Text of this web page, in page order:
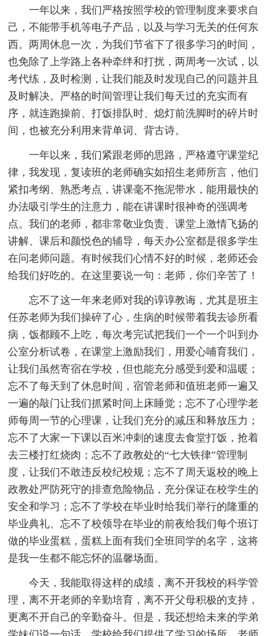
一年以来，我们严格按照学校的管理制度来要求自
己，不能带手机等电子产品，以及与学习无关的任何东
西。两周休息一次，为我们节省下了很多学习的时间，
也免除了上学路上各种牵绊和打扰，两周考一次试，以
考代练，及时检测，让我们能及时发现自己的问题并且
及时解决。严格的时间管理让我们每天过的充实而有
序，就连跑操前、打饭排队时、熄灯前洗脚时的碎片时
间，也被充分利用来背单词、背古诗。
一年以来，我们紧跟老师的思路，严格遵守课堂纪
律，我发现，复读班的老师确实如招生老师所言，他们
紧扣考纲、熟悉考点，讲课毫不拖泥带水，能用最快的
办法吸引学生的注意力，能在讲课时很神奇的强调考
点。我们的老师，都非常敬业负责、课堂上激情飞扬的
讲解、课后和颜悦色的辅导，每天办公室都是很多学生
在问老师问题。有时候我们心情不好的时候，老师还会
给我们好吃的。在这里要说一句：老师，你们辛苦了！
忘不了这一年来老师对我的谆谆教诲，尤其是班主
任苏老师为我们操碎了心，生病的时候带着我去诊所看
病，饭都顾不上吃，每次考完试把我们一个一个叫到办
公室分析试卷，在课堂上激励我们，用爱心哺育我们，
让我们虽然寄宿在学校，但也能充分感受到爱和温暖；
忘不了每天到了休息时间，宿管老师和值班老师一遍又
一遍的敲门让我们抓紧时间上床睡觉；忘不了心理学老
师每周一节的心理课，让我们充分的减压和释放压力；
忘不了大家一下课以百米冲刺的速度去食堂打饭，抢着
去三楼打红烧肉；忘不了政教处的“七大铁律”管理制
度，让我们不敢违反校纪校规；忘不了周天返校的晚上
政教处严防死守的排查危险物品，充分保证在校学生的
安全和学习；忘不了学校在毕业时给我们举行的隆重的
毕业典礼、忘不了校领导在毕业的前夜给我们每个班订
做的毕业蛋糕，蛋糕上面有我们全班同学的名字，这将
是我一生都不能忘怀的温馨场面。
今天，我能取得这样的成绩，离不开我校的科学管
理，离不开老师的辛勤培育，离不开父母积极的支持，
更离不开自己的辛勤奋斗。但是，我还想给未来的学弟